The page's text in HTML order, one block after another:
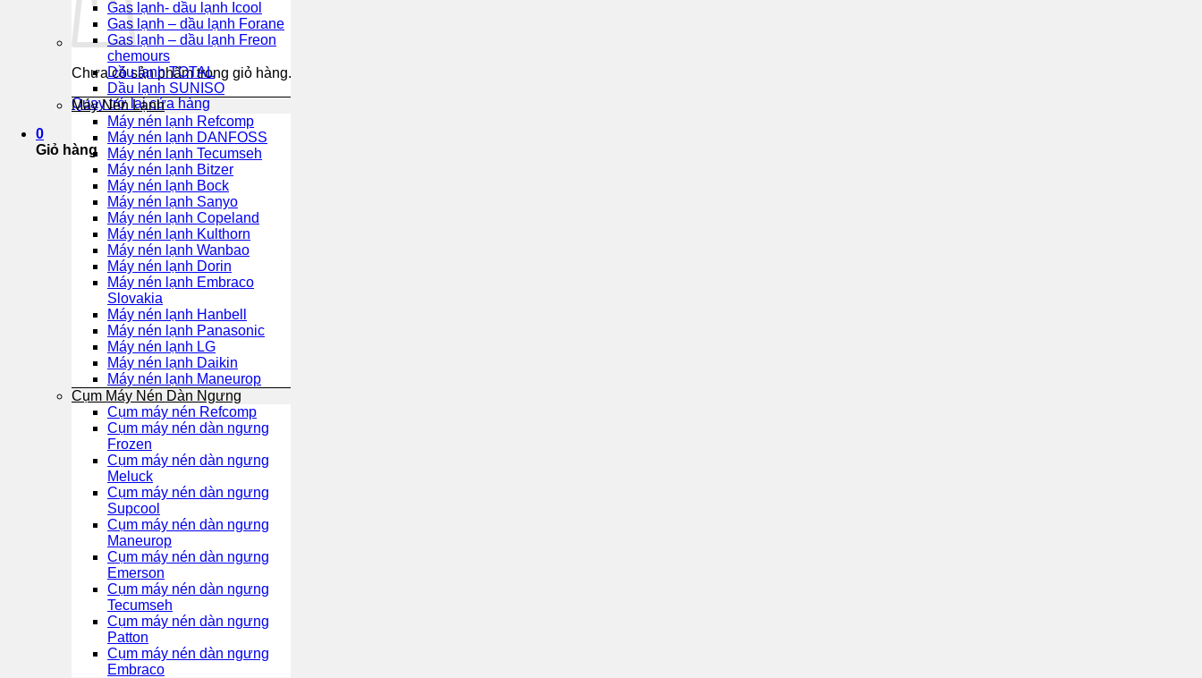
Chưa có sản phẩm trong giỏ hàng.
Quay trở lại cửa hàng
0
Giỏ hàng
Gas lạnh- dầu lạnh Icool
Gas lạnh – dầu lạnh Forane
Gas lạnh – dầu lạnh Freon
chemours
Dầu lạnh TOTAL
Dầu lạnh SUNISO
Máy Nén Lạnh
Máy nén lạnh Refcomp
Máy nén lạnh DANFOSS
Máy nén lạnh Tecumseh
Máy nén lạnh Bitzer
Máy nén lạnh Bock
Máy nén lạnh Sanyo
Máy nén lạnh Copeland
Máy nén lạnh Kulthorn
Máy nén lạnh Wanbao
Máy nén lạnh Dorin
Máy nén lạnh Embraco
Slovakia
Máy nén lạnh Hanbell
Máy nén lạnh Panasonic
Máy nén lạnh LG
Máy nén lạnh Daikin
Máy nén lạnh Maneurop
Cụm Máy Nén Dàn Ngưng
Cụm máy nén Refcomp
Cụm máy nén dàn ngưng
Frozen
Cụm máy nén dàn ngưng
Meluck
Cụm máy nén dàn ngưng
Supcool
Cụm máy nén dàn ngưng
Maneurop
Cụm máy nén dàn ngưng
Emerson
Cụm máy nén dàn ngưng
Tecumseh
Cụm máy nén dàn ngưng
Patton
Cụm máy nén dàn ngưng
Embraco